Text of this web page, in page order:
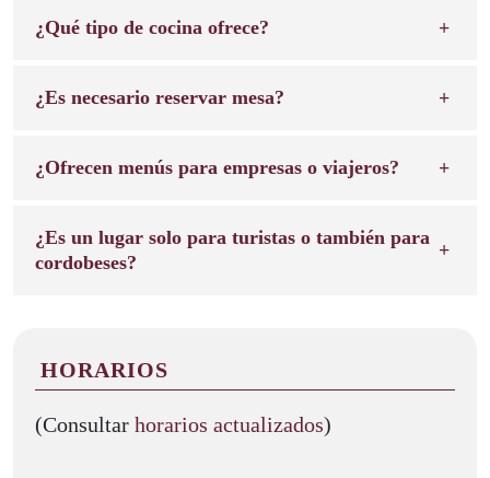
¿Qué tipo de cocina ofrece?
¿Es necesario reservar mesa?
¿Ofrecen menús para empresas o viajeros?
¿Es un lugar solo para turistas o también para
cordobeses?
HORARIOS
(Consultar horarios actualizados)